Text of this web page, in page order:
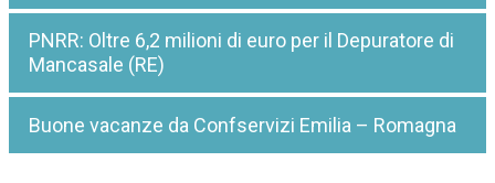
PNRR: Oltre 6,2 milioni di euro per il Depuratore di
Mancasale (RE)
Buone vacanze da Confservizi Emilia – Romagna